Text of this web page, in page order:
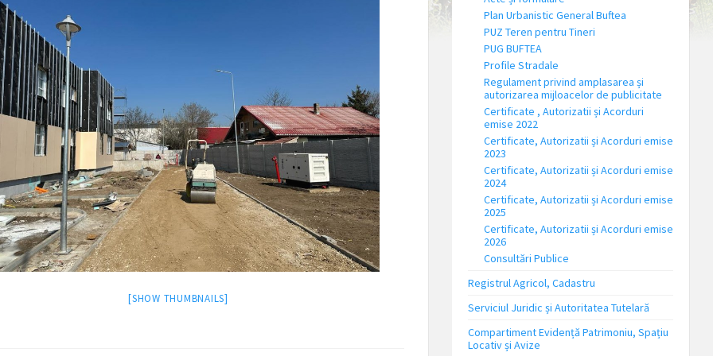
[SHOW THUMBNAILS]
Plan Urbanistic General Buftea
PUZ Teren pentru Tineri
PUG BUFTEA
Profile Stradale
Regulament privind amplasarea și
autorizarea mijloacelor de publicitate
Certificate , Autorizatii și Acorduri
emise 2022
Certificate, Autorizatii și Acorduri emise
2023
Certificate, Autorizatii și Acorduri emise
2024
Certificate, Autorizatii și Acorduri emise
2025
Certificate, Autorizatii și Acorduri emise
2026
Consultări Publice
Registrul Agricol, Cadastru
Serviciul Juridic și Autoritatea Tutelară
Compartiment Evidență Patrimoniu, Spațiu
Locativ și Avize